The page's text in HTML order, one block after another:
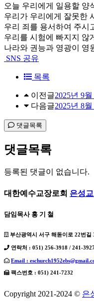
오늘 우리에게 일용할 양
우리가 우리에게 잘못한
우리 죄를 용서하여 주시
우리를 시험에 빠지지 않
나라와 권능과 영광이 영
SNS 공유
목록
이전글2025년 9
다음글2025년 8
댓글목록
댓글목록
등록된 댓글이 없습니다.
대한예수교장로회 은성교
담임목사 홍 기 철
부산광역시 서구 해돋이로 22번길
연락처 : 051) 256-3918 / 241-
Email :
팩스번호 : 051) 241-7232
Copyright 2021-2024 © 은